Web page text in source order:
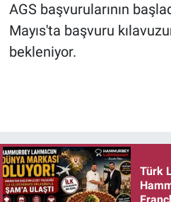
AGS başvurularının
Mayıs'ta başvuru
bekleniyor.
Türk